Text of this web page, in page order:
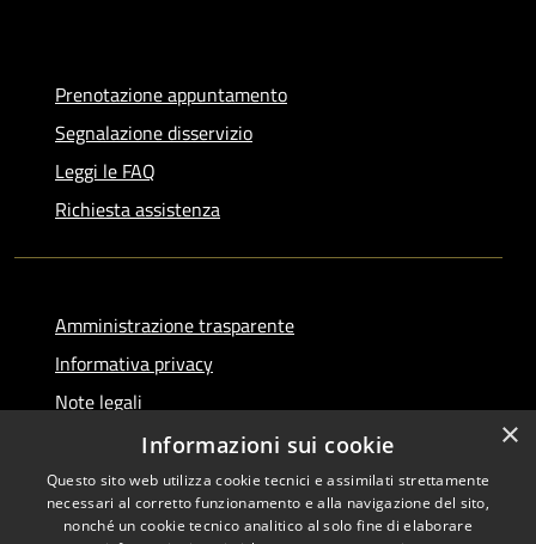
Prenotazione appuntamento
Segnalazione disservizio
Leggi le FAQ
Richiesta assistenza
Amministrazione trasparente
Informativa privacy
Note legali
Dichiarazione di accessibilità
×
Informazioni sui cookie
Questo sito web utilizza cookie tecnici e assimilati strettamente
necessari al corretto funzionamento e alla navigazione del sito,
nonché un cookie tecnico analitico al solo fine di elaborare